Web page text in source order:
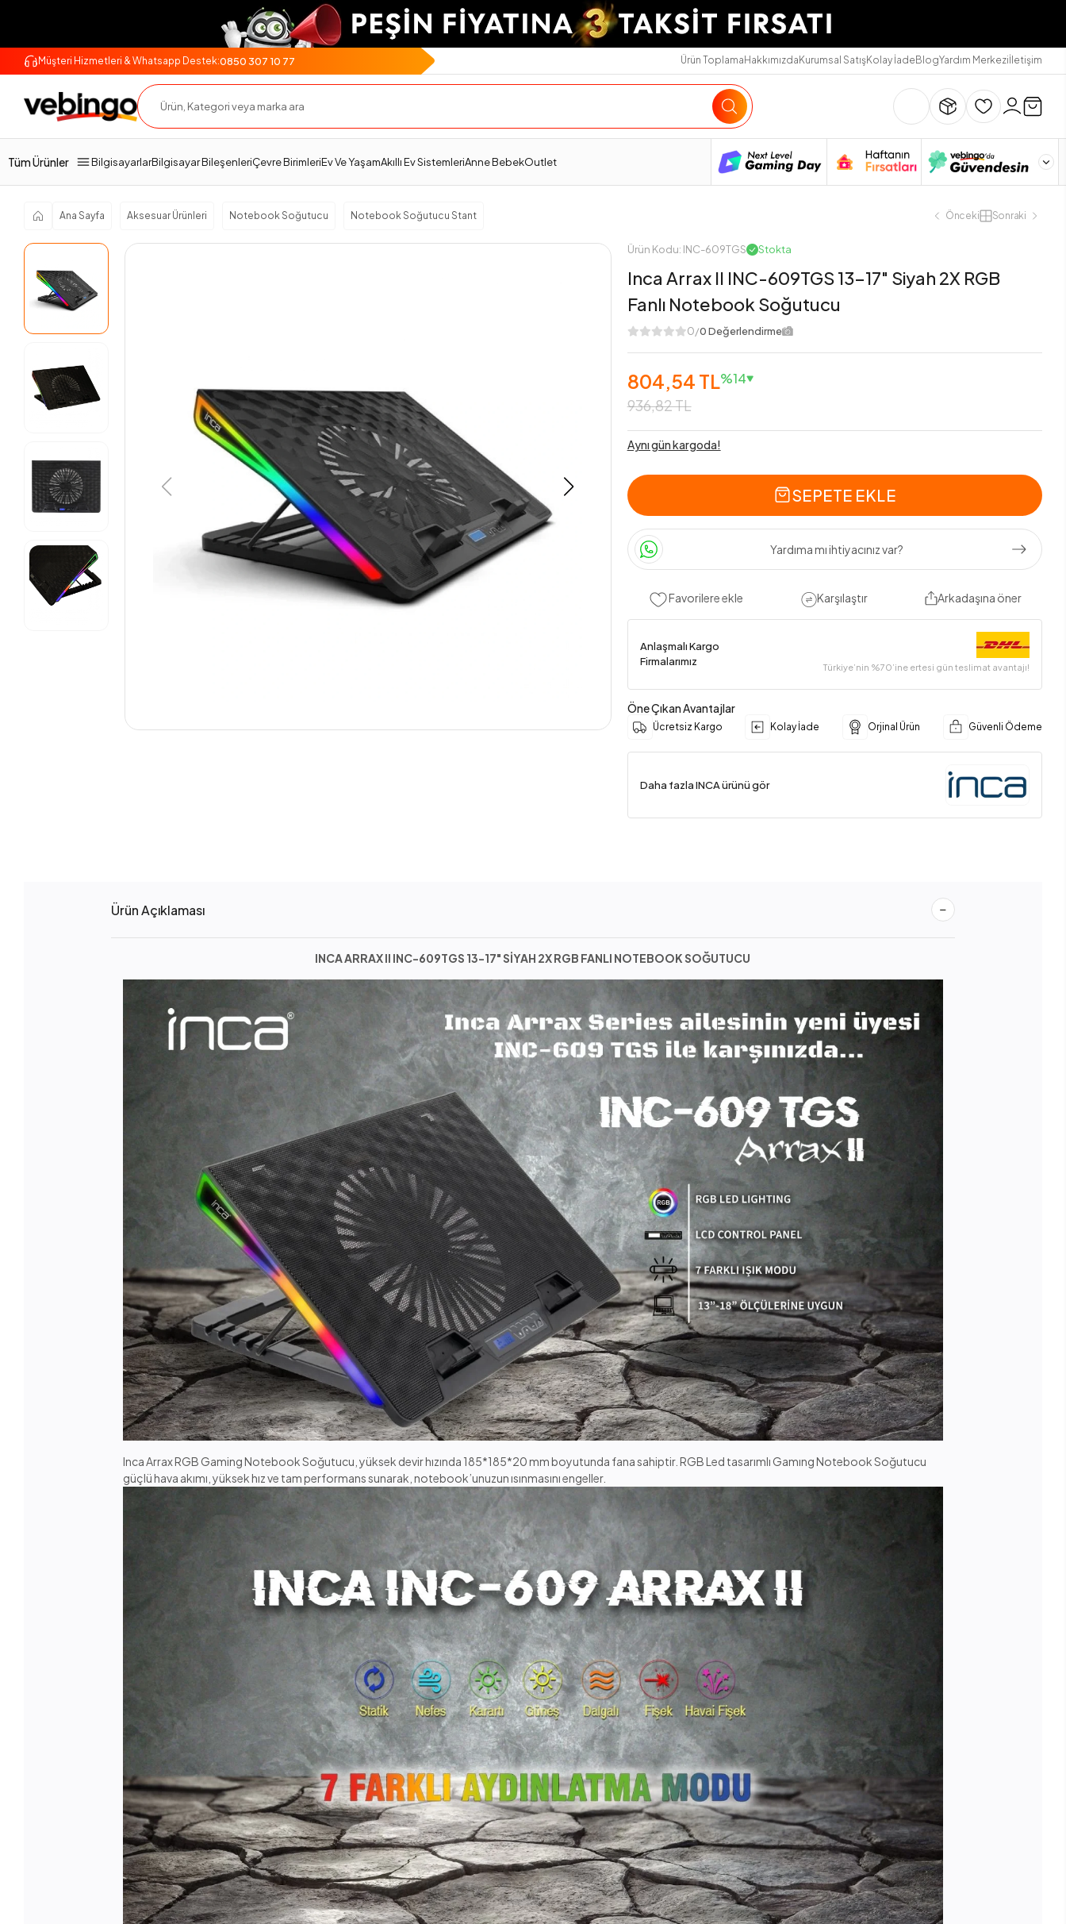
Müşteri Hizmetleri & Whatsapp Destek:0850 307 10 77 Ürün ToplamaHakkımızdaKurumsal SatışKolay İadeBlogYardım Merkeziİletişim
Tüm Ürünler BilgisayarlarBilgisayar BileşenleriÇevre BirimleriEv Ve YaşamAkıllı Ev SistemleriAnne BebekOutlet
Ana Sayfa Aksesuar Ürünleri Notebook Soğutucu Notebook Soğutucu Stant Önceki Sonraki
Ürün Kodu: INC-609TGS Stokta
Inca Arrax II INC-609TGS 13-17" Siyah 2X RGB
Fanlı Notebook Soğutucu
0/0 Değerlendirme
804,54 TL
936,82 TL
%14
Aynı gün kargoda!
SEPETE EKLE
Yardıma mı ihtiyacınız var?
Favorilere ekle Karşılaştır Arkadaşına öner
Anlaşmalı Kargo
Firmalarımız
Türkiye’nin %70’ine ertesi gün teslimat avantajı!
Öne Çıkan Avantajlar
Ücretsiz Kargo Kolay İade Orjinal Ürün Güvenli Ödeme
Daha fazla INCA ürünü gör
Ürün Açıklaması Teslimat Ve İade Ödeme Seçenekleri Değerlendirmeler
Ürün Açıklaması
INCA ARRAX II INC-609TGS 13-17" SİYAH 2X RGB FANLI NOTEBOOK SOĞUTUCU
Inca Arrax RGB Gaming Notebook Soğutucu, yüksek devir hızında 185*185*20 mm boyutunda fana sahiptir. RGB Led tasarımlı Gamıng Notebook Soğutucu
güçlü hava akımı, yüksek hız ve tam performans sunarak, notebook’unuzun ısınmasını engeller.